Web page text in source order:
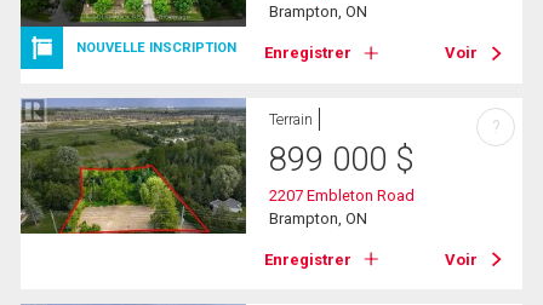
NOUVELLE INSCRIPTION
Brampton, ON
Enregistrer Voir
Terrain
899 000 $
2207 Embleton Road
Brampton, ON
Enregistrer Voir
?